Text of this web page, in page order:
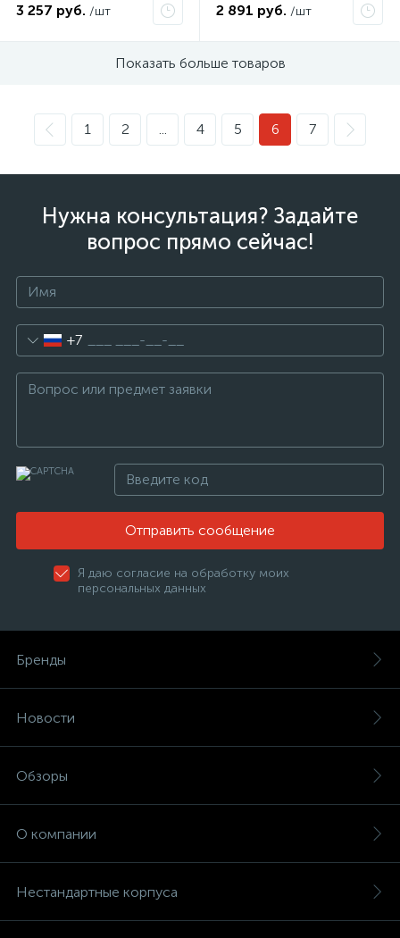
3 257 руб. /шт 2 891 руб. /шт
Показать больше товаров
1 2 4 5 6 7
Нужна консультация? Задайте
вопрос прямо сейчас!
+7
Отправить сообщение
Я даю согласие на обработку моих
персональных данных
Бренды
Новости
Обзоры
О компании
Нестандартные корпуса